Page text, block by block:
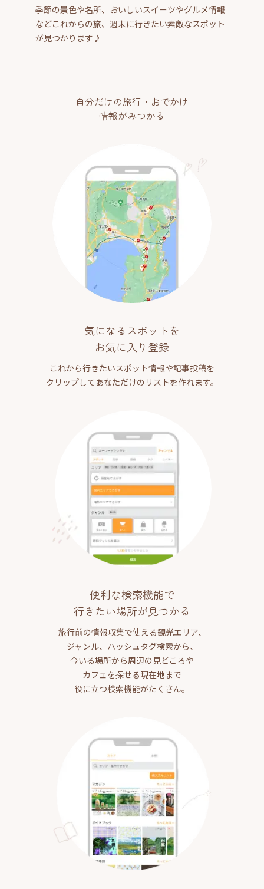
季節の景色や名所、おいしいスイーツやグルメ情報
などこれからの旅、週末に行きたい素敵なスポット
が見つかります♪
自分だけの旅行・おでかけ
情報がみつかる
気になるスポットを
お気に入り登録
これから行きたいスポット情報や記事投稿を
クリップしてあなただけのリストを作れます。
便利な検索機能で
行きたい場所が見つかる
旅行前の情報収集で使える観光エリア、
ジャンル、ハッシュタグ検索から、
今いる場所から周辺の見どころや
カフェを探せる現在地まで
役に立つ検索機能がたくさん。